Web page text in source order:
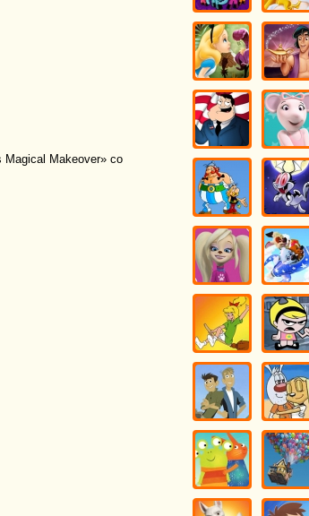
Magical Makeover» со